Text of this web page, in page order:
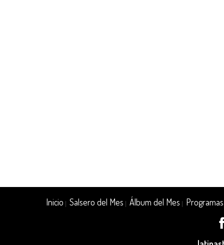
Inicio |Salsero del Mes |Álbum del Mes Programas